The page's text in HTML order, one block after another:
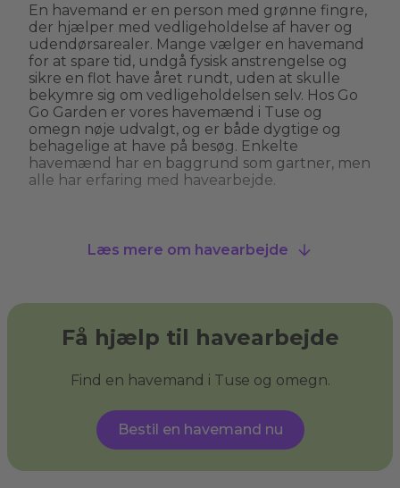
En havemand er en person med grønne fingre,
der hjælper med vedligeholdelse af haver og
udendørsarealer. Mange vælger en havemand
for at spare tid, undgå fysisk anstrengelse og
sikre en flot have året rundt, uden at skulle
bekymre sig om vedligeholdelsen selv. Hos Go
Go Garden er vores havemænd i Tuse og
omegn nøje udvalgt, og er både dygtige og
behagelige at have på besøg. Enkelte
havemænd har en baggrund som gartner, men
alle har erfaring med havearbejde.
En havemand kan hjælpe med alt fra
beskæring af træer. Nogle havemænd i Tuse og
omegn tilbyder også specialiserede services
som træfældning, fliserens og anlægning af nye
kan få den have, du drømmer om, og sikre, at
din have ser velplejet ud uden at du behøver
at løfte en finger.
Hvad er haveservice?
Læs mere om havearbejde
Få hjælp til havearbejde
Find en havemand i Tuse og omegn.
Bestil en havemand nu